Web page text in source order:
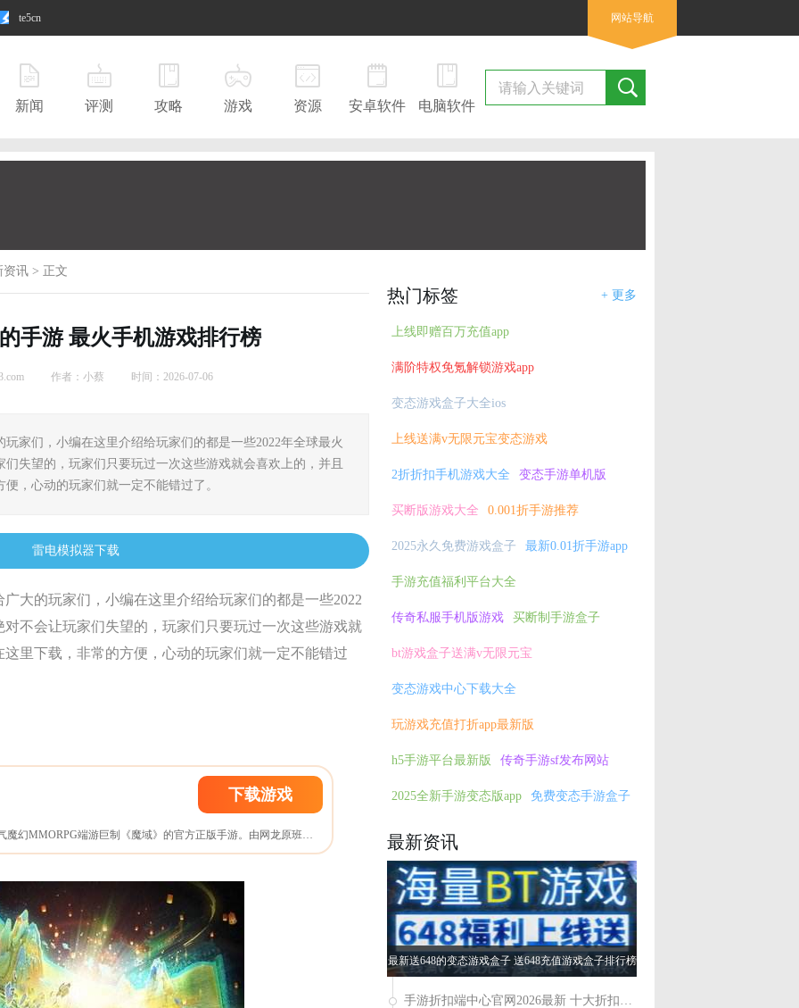
te5cn 网站导航
新闻 评测 攻略 游戏 资源 安卓软件 电脑软件
资讯 > 正文
手游 最火手机游戏排行榜
作者：小蔡 时间：2026-07-06
家们，小编在这里介绍给玩家们的都是一些2022年全球最火
失望的，玩家们只要玩过一次这些游戏就会喜欢上的，并且
，心动的玩家们就一定不能错过了。
雷电模拟器下载
大的玩家们，小编在这里介绍给玩家们的都是一些2022
不会让玩家们失望的，玩家们只要玩过一次这些游戏就
里下载，非常的方便，心动的玩家们就一定不能错过
下载游戏
《魔域口袋版》是超人气魔幻MMORPG端游巨制《魔域》的官方正版手游。由网龙原班人马革新打造；八大职业重新平衡，法系幻兽完美合体，全民自由摆摊交易！
+ 更多
热门标签
上线即赠百万充值app
满阶特权免氪解锁游戏app
变态游戏盒子大全ios
上线送满v无限元宝变态游戏
2折折扣手机游戏大全 变态手游单机版
买断版游戏大全 0.001折手游推荐
2025永久免费游戏盒子 最新0.01折手游app
手游充值福利平台大全
传奇私服手机版游戏 买断制手游盒子
bt游戏盒子送满v无限元宝
变态游戏中心下载大全
玩游戏充值打折app最新版
h5手游平台最新版 传奇手游sf发布网站
2025全新手游变态版app 免费变态手游盒子
最新资讯
最新送648的变态游戏盒子 送648充值游戏盒子排行榜
手游折扣端中心官网2026最新 十大折扣手游平台app排行